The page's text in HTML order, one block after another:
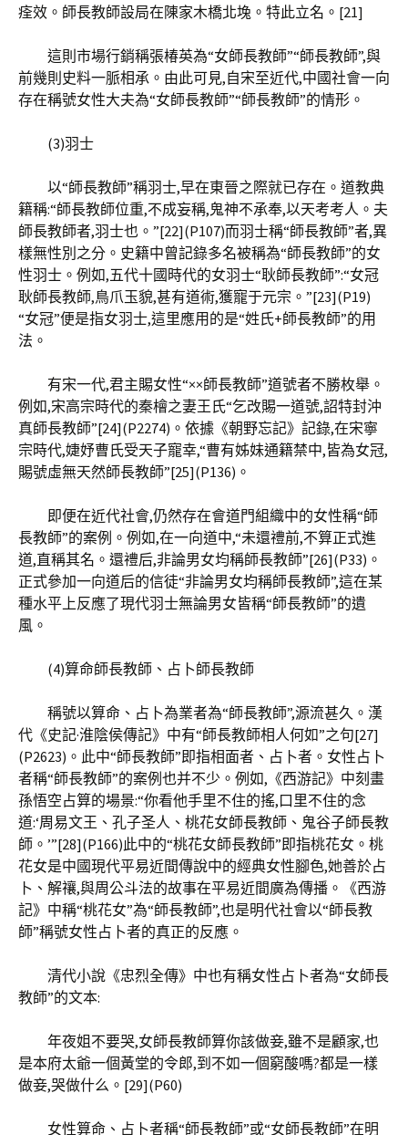
痊效。師長教師設局在陳家木橋北堍。特此立名。[21]
這則市場行銷稱張椿英為“女師長教師”“師長教師”,與
前幾則史料一脈相承。由此可見,自宋至近代,中國社會一向
存在稱號女性大夫為“女師長教師”“師長教師”的情形。
(3)羽士
以“師長教師”稱羽士,早在東晉之際就已存在。道教典
籍稱:“師長教師位重,不成妄稱,鬼神不承奉,以天考考人。夫
師長教師者,羽士也。”[22](P107)而羽士稱“師長教師”者,異
樣無性別之分。史籍中曾記錄多名被稱為“師長教師”的女
性羽士。例如,五代十國時代的女羽士“耿師長教師”:“女冠
耿師長教師,鳥爪玉貌,甚有道術,獲寵于元宗。”[23](P19)
“女冠”便是指女羽士,這里應用的是“姓氏+師長教師”的用
法。
有宋一代,君主賜女性“××師長教師”道號者不勝枚舉。
例如,宋高宗時代的秦檜之妻王氏“乞改賜一道號,詔特封沖
真師長教師”[24](P2274)。依據《朝野忘記》記錄,在宋寧
宗時代,婕妤曹氏受天子寵幸,“曹有姊妹通籍禁中,皆為女冠,
賜號虛無天然師長教師”[25](P136)。
即便在近代社會,仍然存在會道門組織中的女性稱“師
長教師”的案例。例如,在一向道中,“未還禮前,不算正式進
道,直稱其名。還禮后,非論男女均稱師長教師”[26](P33)。
正式參加一向道后的信徒“非論男女均稱師長教師”,這在某
種水平上反應了現代羽士無論男女皆稱“師長教師”的遺
風。
(4)算命師長教師、占卜師長教師
稱號以算命、占卜為業者為“師長教師”,源流甚久。漢
代《史記·淮陰侯傳記》中有“師長教師相人何如”之句[27]
(P2623)。此中“師長教師”即指相面者、占卜者。女性占卜
者稱“師長教師”的案例也并不少。例如,《西游記》中刻畫
孫悟空占算的場景:“你看他手里不住的搖,口里不住的念
道:‘周易文王、孔子圣人、桃花女師長教師、鬼谷子師長教
師。’”[28](P166)此中的“桃花女師長教師”即指桃花女。桃
花女是中國現代平易近間傳說中的經典女性腳色,她善於占
卜、解禳,與周公斗法的故事在平易近間廣為傳播。《西游
記》中稱“桃花女”為“師長教師”,也是明代社會以“師長教
師”稱號女性占卜者的真正的反應。
清代小說《忠烈全傳》中也有稱女性占卜者為“女師長
教師”的文本:
年夜姐不要哭,女師長教師算你該做妾,雖不是顧家,也
是本府太爺一個黃堂的令郎,到不如一個窮酸嗎?都是一樣
做妾,哭做什么。[29](P60)
女性算命、占卜者稱“師長教師”或“女師長教師”在明